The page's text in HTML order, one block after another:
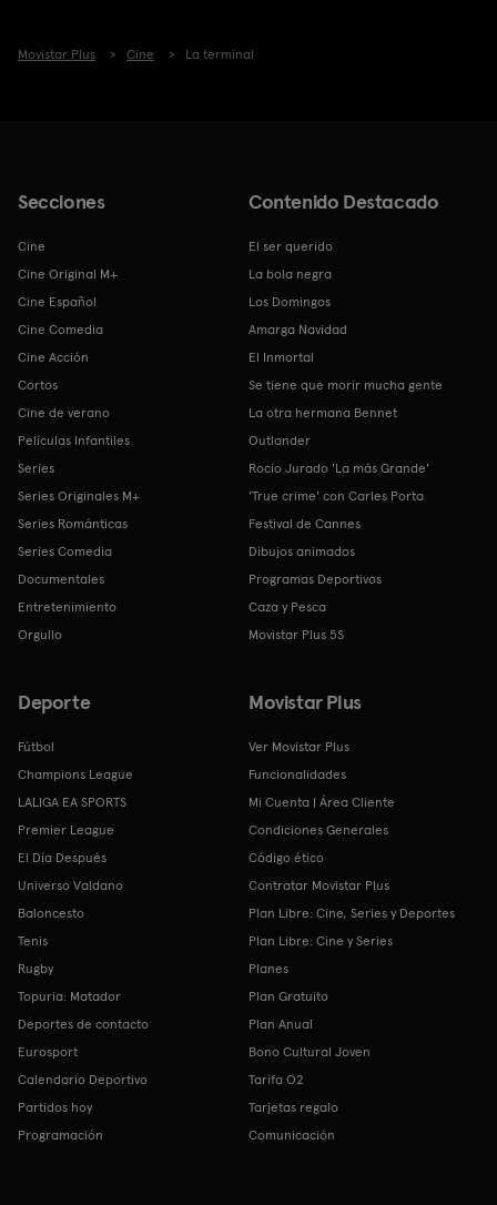
Movistar Plus Cine La terminal
Secciones
Cine
Cine Original M+
Cine Español
Cine Comedia
Cine Acción
Cortos
Cine de verano
Películas Infantiles
Series
Series Originales M+
Series Románticas
Series Comedia
Documentales
Entretenimiento
Orgullo
Contenido Destacado
El ser querido
La bola negra
Los Domingos
Amarga Navidad
El Inmortal
Se tiene que morir mucha gente
La otra hermana Bennet
Outlander
Rocío Jurado 'La más Grande'
'True crime' con Carles Porta
Festival de Cannes
Dibujos animados
Programas Deportivos
Caza y Pesca
Movistar Plus 5S
Deporte
Fútbol
Champions League
LALIGA EA SPORTS
Premier League
El Día Después
Universo Valdano
Baloncesto
Tenis
Rugby
Topuria: Matador
Deportes de contacto
Eurosport
Calendario Deportivo
Partidos hoy
Programación
Movistar Plus
Ver Movistar Plus
Funcionalidades
Mi Cuenta | Área Cliente
Condiciones Generales
Código ético
Contratar Movistar Plus
Plan Libre: Cine, Series y Deportes
Plan Libre: Cine y Series
Planes
Plan Gratuito
Plan Anual
Bono Cultural Joven
Tarifa O2
Tarjetas regalo
Comunicación